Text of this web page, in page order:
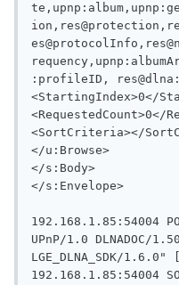
:profileID,
<StartingIndex>0</
<RequestedCount>0</
<SortCriteria></
</u:Browse>
</s:Body>
</s:Envelope>
192.168.1.85:54004
UPnP/1.0 DLNADOC/
LGE_DLNA_SDK/1.6.0"
192.168.1.85:54004